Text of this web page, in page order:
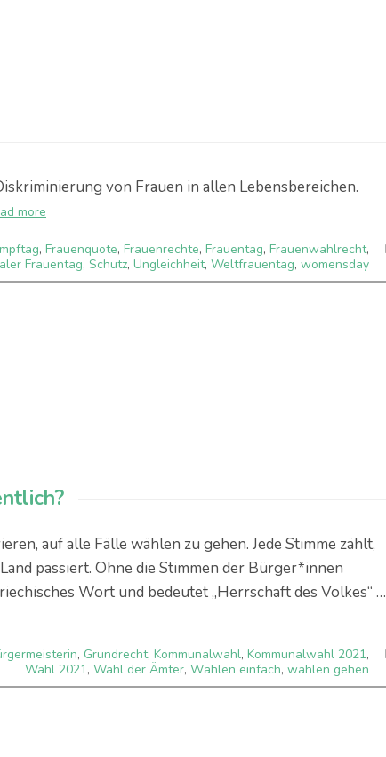
von Frauen in allen Lebensbereichen.
more
, Frauenquote, Frauenrechte, Frauentag, Frauenwahlrecht,
Frauentag, Schutz, Ungleichheit, Weltfrauentag, womensday
auf alle Fälle wählen zu gehen. Jede Stimme zählt,
passiert. Ohne die Stimmen der Bürger*innen
Wort und bedeutet „Herrschaft des Volkes“ …
, Grundrecht, Kommunalwahl, Kommunalwahl 2021,
Wahl 2021, Wahl der Ämter, Wählen einfach, wählen gehen